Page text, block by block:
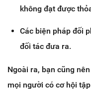
không đạt được
Các biện pháp đối
đối tác đưa ra.
Ngoài ra, bạn cũng
mọi người có cơ hội